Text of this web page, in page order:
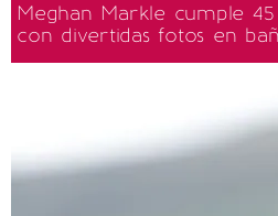
Meghan Markle cumple
con divertidas fotos en